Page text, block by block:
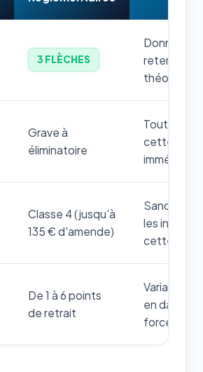
3 FLÈCHES
Donnée
retenir par
théorique.
Grave à
éliminatoire
Toute
cette
Classe 4 (jusqu'à
135 € d'amende)
Sanction
les
cette
De 1 à 6 points
de retrait
Variable
en danger
forces de